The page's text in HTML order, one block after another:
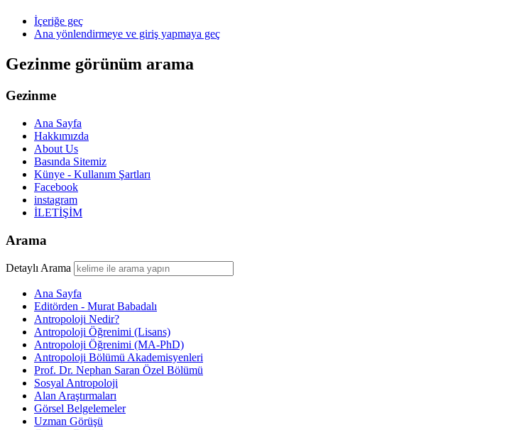
İçeriğe geç
Ana yönlendirmeye ve giriş yapmaya geç
Gezinme görünüm arama
Gezinme
Ana Sayfa
Hakkımızda
About Us
Basında Sitemiz
Künye - Kullanım Şartları
Facebook
instagram
İLETİŞİM
Arama
Detaylı Arama
Ana Sayfa
Editörden - Murat Babadalı
Antropoloji Nedir?
Antropoloji Öğrenimi (Lisans)
Antropoloji Öğrenimi (MA-PhD)
Antropoloji Bölümü Akademisyenleri
Prof. Dr. Nephan Saran Özel Bölümü
Sosyal Antropoloji
Alan Araştırmaları
Görsel Belgelemeler
Uzman Görüşü